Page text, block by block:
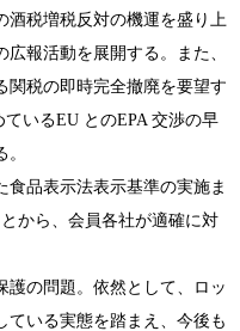
酒税増税反対の機運を盛り上
報活動を展開する。また、
関税の即時完全撤廃を要望す
いるEU とのEPA 交渉の早
品表示法表示基準の実施ま
から、会員各社が適確に対
護の問題。依然として、ロッ
ている実態を踏まえ、今後も